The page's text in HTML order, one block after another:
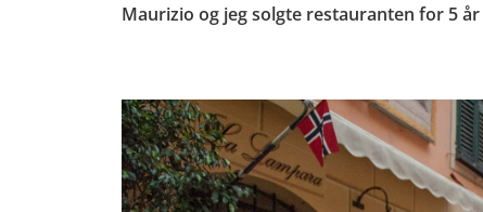
Maurizio og jeg solgte restauranten for 5